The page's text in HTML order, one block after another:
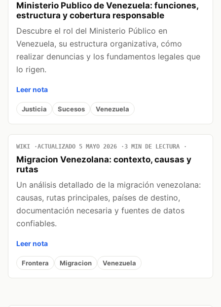
Ministerio Publico de Venezuela: funciones,
estructura y cobertura responsable
Descubre el rol del Ministerio Público en
Venezuela, su estructura organizativa, cómo
realizar denuncias y los fundamentos legales que
lo rigen.
Leer nota
Justicia Sucesos Venezuela
WIKI ACTUALIZADO 5 MAYO 2026 3 MIN DE LECTURA
Migracion Venezolana: contexto, causas y
rutas
Un análisis detallado de la migración venezolana:
causas, rutas principales, países de destino,
documentación necesaria y fuentes de datos
confiables.
Leer nota
Frontera Migracion Venezuela